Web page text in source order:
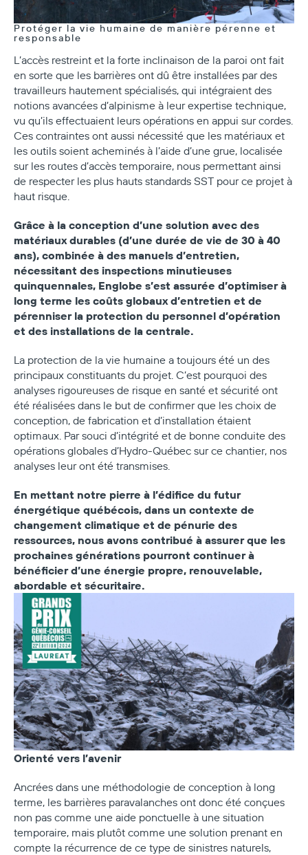
Protéger la vie humaine de manière pérenne et
responsable
L’accès restreint et la forte inclinaison de la paroi ont fait
en sorte que les barrières ont dû être installées par des
travailleurs hautement spécialisés, qui intégraient des
notions avancées d’alpinisme à leur expertise technique,
vu qu’ils effectuaient leurs opérations en appui sur cordes.
Ces contraintes ont aussi nécessité que les matériaux et
les outils soient acheminés à l’aide d’une grue, localisée
sur les routes d’accès temporaire, nous permettant ainsi
de respecter les plus hauts standards SST pour ce projet à
haut risque.
Grâce à la conception d’une solution avec des
matériaux durables (d’une durée de vie de 30 à 40
ans), combinée à des manuels d’entretien,
nécessitant des inspections minutieuses
quinquennales, Englobe s’est assurée d’optimiser à
long terme les coûts globaux d’entretien et de
pérenniser la protection du personnel d’opération
et des installations de la centrale.
La protection de la vie humaine a toujours été un des
principaux constituants du projet. C’est pourquoi des
analyses rigoureuses de risque en santé et sécurité ont
été réalisées dans le but de confirmer que les choix de
conception, de fabrication et d’installation étaient
optimaux. Par souci d’intégrité et de bonne conduite des
opérations globales d’Hydro-Québec sur ce chantier, nos
analyses leur ont été transmises.
En mettant notre pierre à l’édifice du futur
énergétique québécois, dans un contexte de
changement climatique et de pénurie des
ressources, nous avons contribué à assurer que les
prochaines générations pourront continuer à
bénéficier d’une énergie propre, renouvelable,
abordable et sécuritaire.
Orienté vers l’avenir
Ancrées dans une méthodologie de conception à long
terme, les barrières paravalanches ont donc été conçues
non pas comme une aide ponctuelle à une situation
temporaire, mais plutôt comme une solution prenant en
compte la récurrence de ce type de sinistres naturels,